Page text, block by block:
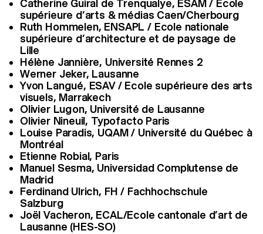
Catherine Guiral de Trenqualye, ESAM / Ecole
supérieure d’arts & médias Caen/Cherbourg
Ruth Hommelen, ENSAPL / Ecole nationale
supérieure d’architecture et de paysage de
Lille
Hélène Jannière, Université Rennes 2
Werner Jeker, Lausanne
Yvon Langué, ESAV / Ecole supérieure des arts
visuels, Marrakech
Olivier Lugon, Université de Lausanne
Olivier Nineuil, Typofacto Paris
Louise Paradis, UQAM / Université du Québec à
Montréal
Etienne Robial, Paris
Manuel Sesma, Universidad Complutense de
Madrid
Ferdinand Ulrich, FH / Fachhochschule
Salzburg
Joël Vacheron, ECAL/Ecole cantonale d’art de
Lausanne (HES-SO)